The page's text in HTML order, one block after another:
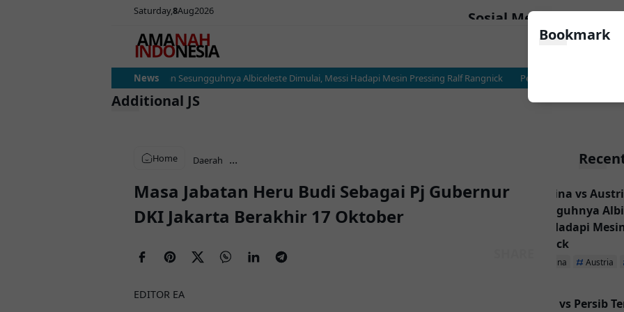
Saturday8Aug2026 Sosial Media
News
Argentina vs Austria: Ujian Sesungguhnya Albiceleste Dimulai, Messi Hadapi Mesin Pressing Ralf Rangnick Persija vs Persib Terancam
Home Daerah ...
Masa Jabatan Heru Budi Sebagai Pj Gubernur
DKI Jakarta Berakhir 17 Oktober
EDITOR EA
Argentina vs
Sesungguhnya
Messi Hadapi
Rangnick
Argentina Austria
Persija vs Persib
Bookmark
Additional JS